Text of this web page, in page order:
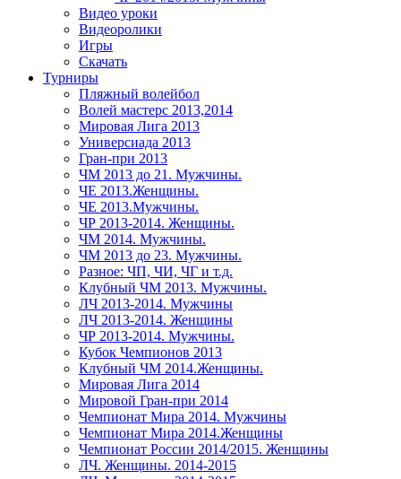
Видео уроки
Видеоролики
Игры
Скачать
Турниры
Пляжный волейбол
Волей мастерс 2013,2014
Мировая Лига 2013
Универсиада 2013
Гран-при 2013
ЧМ 2013 до 21. Мужчины.
ЧЕ 2013.Женщины.
ЧЕ 2013.Мужчины.
ЧР 2013-2014. Женщины.
ЧМ 2014. Мужчины.
ЧМ 2013 до 23. Мужчины.
Разное: ЧП, ЧИ, ЧГ и т.д.
Клубный ЧМ 2013. Мужчины.
ЛЧ 2013-2014. Мужчины
ЛЧ 2013-2014. Женщины
ЧР 2013-2014. Мужчины.
Кубок Чемпионов 2013
Клубный ЧМ 2014.Женщины.
Мировая Лига 2014
Мировой Гран-при 2014
Чемпионат Мира 2014. Мужчины
Чемпионат Мира 2014.Женщины
Чемпионат России 2014/2015. Женщины
ЛЧ. Женщины. 2014-2015